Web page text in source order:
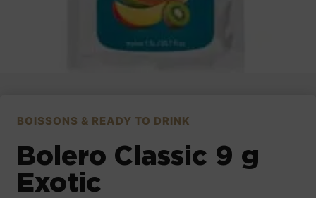
BOISSONS & READY TO DRINK
Bolero Classic 9 g
Exotic